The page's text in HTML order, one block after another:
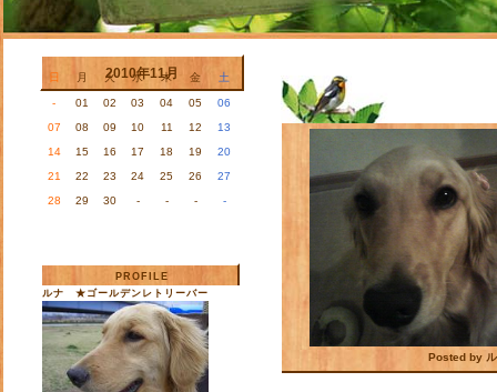
2010年11月
日 月 火 水 木 金 土
- 01 02 03 04 05
06
07
08 09 10 11 12
13
14
15 16 17 18 19
20
21
22 23 24 25 26
27
28
29 30 - - - -
PROFILE
ルナ ★ゴールデンレトリーバー
Posted by